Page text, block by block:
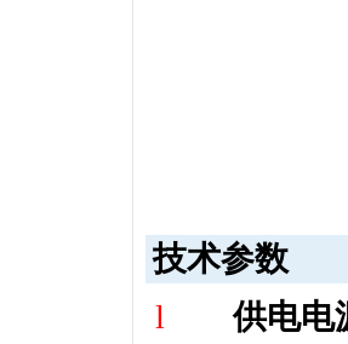
技术参数
l
供电电